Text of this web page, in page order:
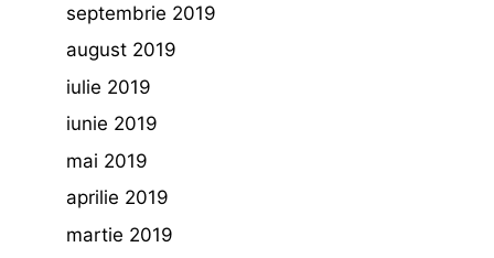
septembrie 2019
august 2019
iulie 2019
iunie 2019
mai 2019
aprilie 2019
martie 2019